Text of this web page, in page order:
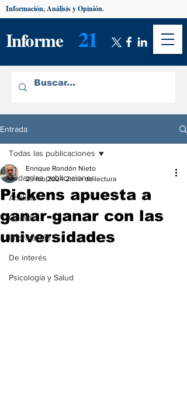
Informe 21
Información, Análisis y Opinión.
Entrada
Todas las publicaciones
Análisis
Opinión
Información
De interés
Psicología y Salud
Todas las publicaciones
Pickens apuesta a
ganar-ganar con las
universidades
Enrique Rondón Nieto
29 feb 2024 2 min de lectura